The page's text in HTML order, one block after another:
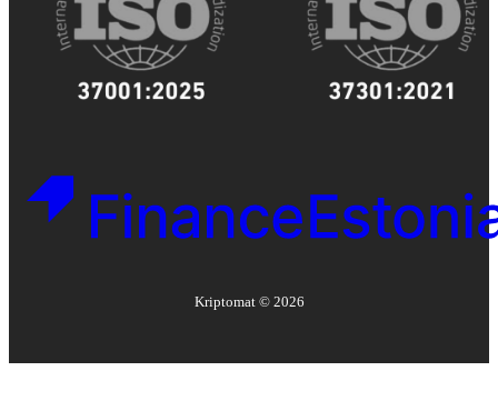
Kriptomat © 2026